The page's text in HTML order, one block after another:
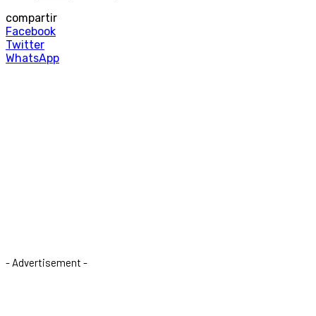
compartir
Facebook
Twitter
WhatsApp
- Advertisement -